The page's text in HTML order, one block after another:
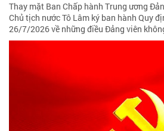
Thay mặt Ban Chấp hành Trung ương
Chủ tịch nước Tô Lâm ký ban hành Quy
26/7/2026 về những điều Đảng viên